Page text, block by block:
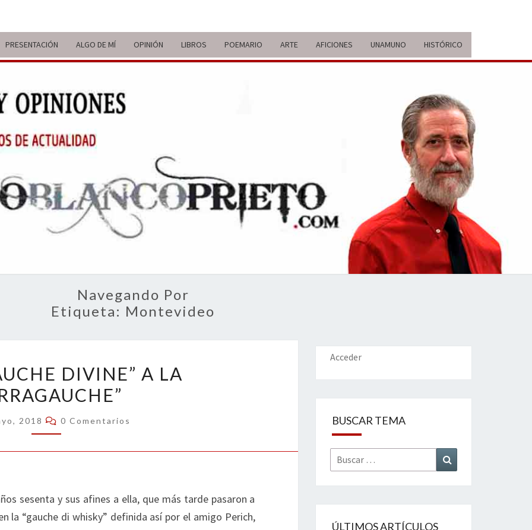
PRESENTACIÓN ALGO DE MÍ OPINIÓN LIBROS POEMARIO ARTE AFICIONES UNAMUNO HISTÓRICO
ITINERARIO
DE VIDA Y
OPINIONES
BREVE
RECORRIDO
VITAL Y
COMENTARIOS
ACTUALIDAD
Navegando Por
Etiqueta: Montevideo
LA
“GAUCHE
A
LA
DIVINE” A LA
2018 Comentarios
0 Comentarios
sesenta y sus afines a ella, que más tarde pasaron a
la “gauche di whisky” definida así por el amigo Perich,
Acceder
BUSCAR TEMA
Buscar
por:
ÚLTIMOS ARTÍCULOS